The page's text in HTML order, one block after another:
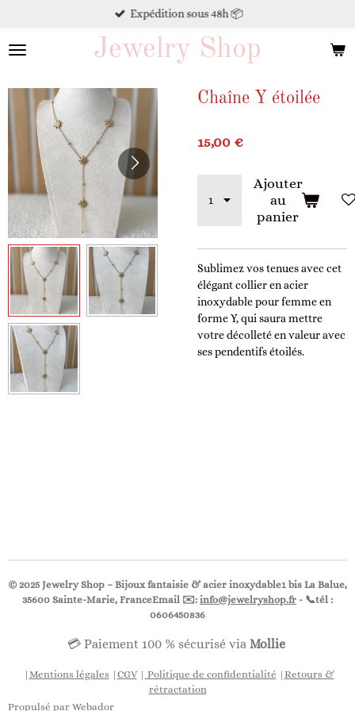
contenu
Jewelry Shop
Expédition sous 48h 📦
Chaîne Y étoilée
15,00 €
Ajouter
au
panier
Sublimez vos tenues avec cet
élégant collier en acier
inoxydable pour femme en
forme Y, qui saura mettre
votre décolleté en valeur avec
ses pendentifs étoilés.
© 2025 Jewelry Shop – Bijoux fantaisie & acier inoxydable1 bis La Balue,
35600 Sainte-Marie, FranceEmail ✉️: info@jewelryshop.fr - 📞tél :
0606450836
💳 Paiement 100 % sécurisé via Mollie
| Mentions légales | CGV| Politique de confidentialité | Retours &
rétractation
Propulsé par Webador